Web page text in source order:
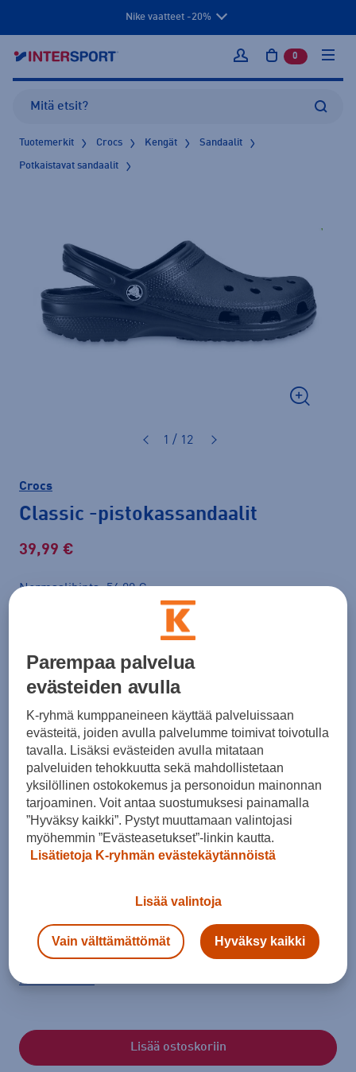
Nike vaatteet -20%
Kirjaudu sisään
0 tuotetta
Tuotemerkit Crocs Kengät Sandaalit
Potkaistavat sandaalit
1 / 12
Crocs
Classic -pistokassandaalit
39,99 €
Normaalihinta: 54,90 €
Lisätietoa
45 - 46 46 - 47 48 - 49
Kokotaulukko
Lisää ostoskoriin
Parempaa palvelua
evästeiden avulla
K-ryhmä kumppaneineen käyttää palveluissaan
evästeitä, joiden avulla palvelumme toimivat toivotulla
tavalla. Lisäksi evästeiden avulla mitataan
palveluiden tehokkuutta sekä mahdollistetaan
yksilöllinen ostokokemus ja personoidun mainonnan
tarjoaminen. Voit antaa suostumuksesi painamalla
”Hyväksy kaikki”. Pystyt muuttamaan valintojasi
myöhemmin ”Evästeasetukset”-linkin kautta.
Lisätietoja K-ryhmän evästekäytännöistä
Lisää valintoja
Vain välttämättömät Hyväksy kaikki